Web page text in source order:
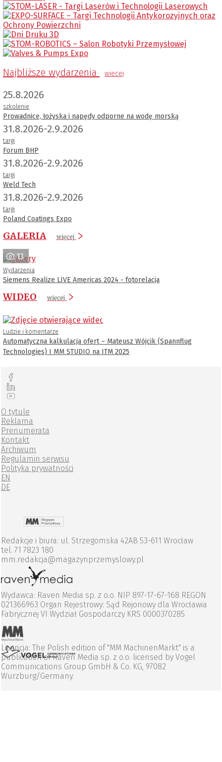
Najbliższe wydarzenia wiecej
25.8.2026
szkolenie
Prowadnice, łożyska i napędy odporne na wodę morską
31.8.2026-2.9.2026
targi
Forum BHP
31.8.2026-2.9.2026
targi
Weld Tech
31.8.2026-2.9.2026
targi
Poland Coatings Expo
GALERIA więcej
13
Wydarzenia
Siemens Realize LIVE Americas 2024 - fotorelacja
WIDEO więcej
Ludzie i komentarze
Automatyczna kalkulacja ofert – Mateusz Wójcik (Spannflug
Technologies) I MM STUDIO na ITM 2025
O tytule
Reklama
Prenumerata
Kontakt
Archiwum
Regulamin serwisu
Polityka prywatności
EN
DE
Redakcje i biura: ul. Strzegomska 42AB 53-611 Wrocław
tel. 71 7823 180
mm.redakcja@magazynprzemyslowy.pl
Wydawca: Raven Media sp. z o.o. NIP 897-17-67-168 REGON
021366963 Organ Rejestrowy: Sąd Rejonowy dla Wrocławia
Fabrycznej VI Wydział Gospodarczy KRS 0000370285
Licencja: The Polish edition of "MM MachinenMarkt" is a
publication of Raven Media sp. z o.o. licensed by Vogel
Communications Group GmbH & Co. KG, 97082
Wurzburg/Germany.